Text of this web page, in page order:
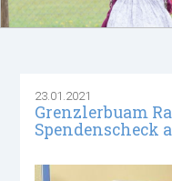
23.01.2021
Grenzlerbuam
Spendenscheck